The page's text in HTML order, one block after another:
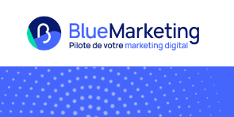
contenu
Expertises